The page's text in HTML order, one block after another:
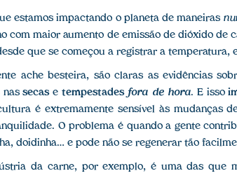
estamos impactando o planeta de maneiras
com maior aumento de emissão de dióxido de
que se começou a registrar a temperatura,
ache besteira, são claras as evidências
nassecase tempestadesfora de hora. E isso
é extremamente sensível às mudanças
O problema é quando a gente
doidinha… e pode não se regenerar tão
da carne, por exemplo, é uma das que